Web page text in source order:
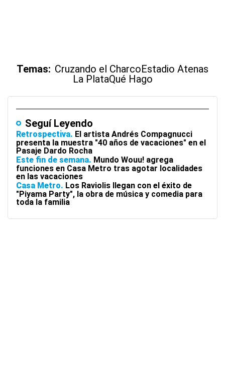
Temas: Cruzando el CharcoEstadio Atenas
La PlataQué Hago
Seguí Leyendo
Retrospectiva El artista Andrés Compagnucci
presenta la muestra "40 años de vacaciones" en el
Pasaje Dardo Rocha
Este fin de semana Mundo Wouu! agrega
funciones en Casa Metro tras agotar localidades
en las vacaciones
Casa Metro Los Raviolis llegan con el éxito de
"Piyama Party", la obra de música y comedia para
toda la familia